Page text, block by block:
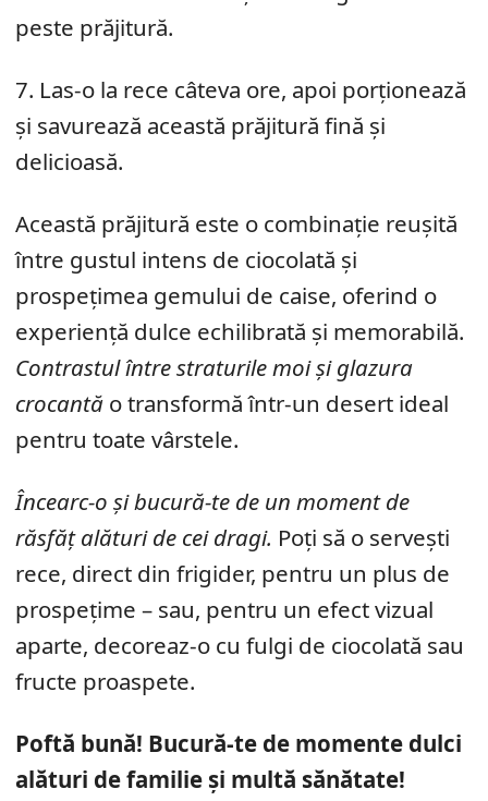
peste prăjitură.
7. Las-o la rece câteva ore, apoi porționează
și savurează această prăjitură fină și
delicioasă.
Această prăjitură este o combinație reușită
între gustul intens de ciocolată și
prospețimea gemului de caise, oferind o
experiență dulce echilibrată și memorabilă.
Contrastul între straturile moi și glazura
crocantă o transformă într-un desert ideal
pentru toate vârstele.
Încearc-o și bucură-te de un moment de
răsfăț alături de cei dragi. Poți să o servești
rece, direct din frigider, pentru un plus de
prospețime – sau, pentru un efect vizual
aparte, decoreaz-o cu fulgi de ciocolată sau
fructe proaspete.
Poftă bună! Bucură-te de momente dulci
alături de familie și multă sănătate!